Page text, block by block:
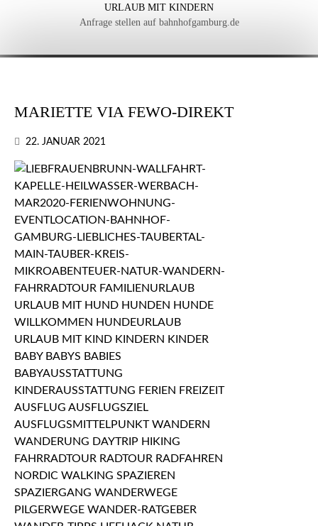
URLAUB MIT KINDERN
Anfrage stellen auf bahnhofgamburg.de
MARIETTE VIA FEWO-DIREKT
22. JANUAR 2021